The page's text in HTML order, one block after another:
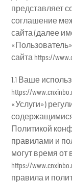
представляет
соглашение
сайта (далее
сайта https://
1.1 Ваше
https://
«Услуги»)
Политикой
правилами и
могут время от
https://
правила и